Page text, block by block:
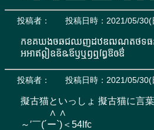
投稿者： 投稿日時：2021/05/
កខគឃងចឆជឈញដឋឌឍណតថទធ
ឣឤឥឦឧឨឩឪឫឬឭឮſឰឱឲឳ
投稿者： 投稿日時：2021/05/
擬古猫といっしょ 擬古猫に言
∧ ∧
～′￣(´ー`)＜54lfc